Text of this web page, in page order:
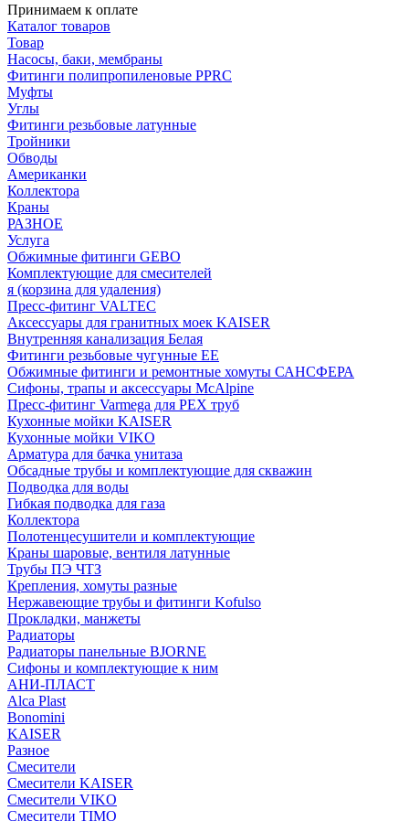
Принимаем к оплате
Каталог товаров
Товар
Насосы, баки, мембраны
Фитинги полипропиленовые PPRC
Муфты
Углы
Фитинги резьбовые латунные
Тройники
Обводы
Американки
Коллектора
Краны
РАЗНОЕ
Услуга
Обжимные фитинги GEBO
Комплектующие для смесителей
я (корзина для удаления)
Пресс-фитинг VALTEC
Аксессуары для гранитных моек KAISER
Внутренняя канализация Белая
Фитинги резьбовые чугунные EE
Обжимные фитинги и ремонтные хомуты САНСФЕРА
Сифоны, трапы и аксессуары McAlpine
Пресс-фитинг Varmega для PEX труб
Кухонные мойки KAISER
Кухонные мойки VIKO
Арматура для бачка унитаза
Обсадные трубы и комплектующие для скважин
Подводка для воды
Гибкая подводка для газа
Коллектора
Полотенцесушители и комплектующие
Краны шаровые, вентиля латунные
Трубы ПЭ ЧТЗ
Крепления, хомуты разные
Нержавеющие трубы и фитинги Kofulso
Прокладки, манжеты
Радиаторы
Радиаторы панельные BJORNE
Сифоны и комплектующие к ним
АНИ-ПЛАСТ
Alca Plast
Bonomini
KAISER
Разное
Смесители
Смесители KAISER
Смесители VIKO
Смесители TIMO